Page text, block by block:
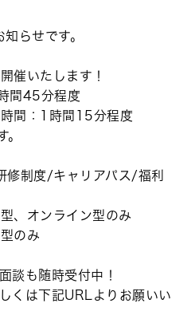
らせです。
催いたします！
間45分程度
間：1時間15分程度
。
修制度/キャリアパス/福利
ンライン型のみ
み
談も随時受付中！
くは下記URLよりお願いい